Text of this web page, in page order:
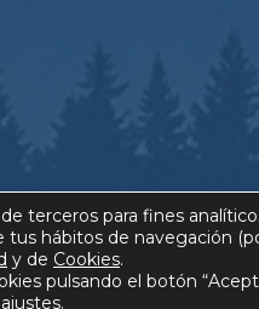
terceros para fines
tus hábitos de navegación
y de Cookies.
pulsando el botón